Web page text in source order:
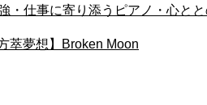
・仕事に寄り添うピアノ・心と
萃夢想】Broken Moon